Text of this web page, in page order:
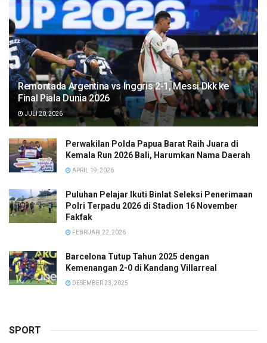
Remontada Argentina vs Inggris 2-1, Messi Dkk ke
Final Piala Dunia 2026
JULI 20, 2026
Perwakilan Polda Papua Barat Raih Juara di
Kemala Run 2026 Bali, Harumkan Nama Daerah
APRIL 19, 2026
Puluhan Pelajar Ikuti Binlat Seleksi Penerimaan
Polri Terpadu 2026 di Stadion 16 November
Fakfak
FEBRUARI 22, 2026
Barcelona Tutup Tahun 2025 dengan
Kemenangan 2-0 di Kandang Villarreal
DESEMBER 23, 2025
SPORT